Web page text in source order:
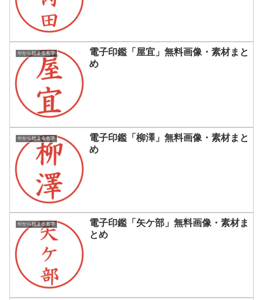
やから始まる名字
電子印鑑「屋宜」無料画像・素材まと
め
やから始まる名字
電子印鑑「柳澤」無料画像・素材まと
め
やから始まる名字
電子印鑑「矢ケ部」無料画像・素材ま
とめ